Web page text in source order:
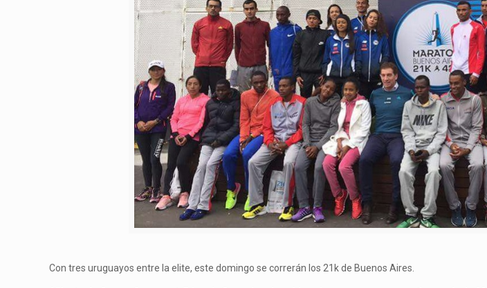
Con tres uruguayos entre la elite, este domingo se correrán los 21k de Buenos Aires.